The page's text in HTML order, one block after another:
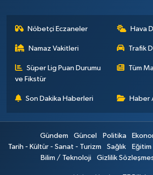
Nöbetçi Eczaneler Hava
Namaz Vakitleri Trafik
Süper Lig Puan Durumu
ve Fikstür
Tüm
Son Dakika Haberleri Haber
Gündem Güncel Politika
Tarih - Kültür - Sanat - Turizm
Sağlık Eğitim
Bilim / Teknoloji
Gizlilik